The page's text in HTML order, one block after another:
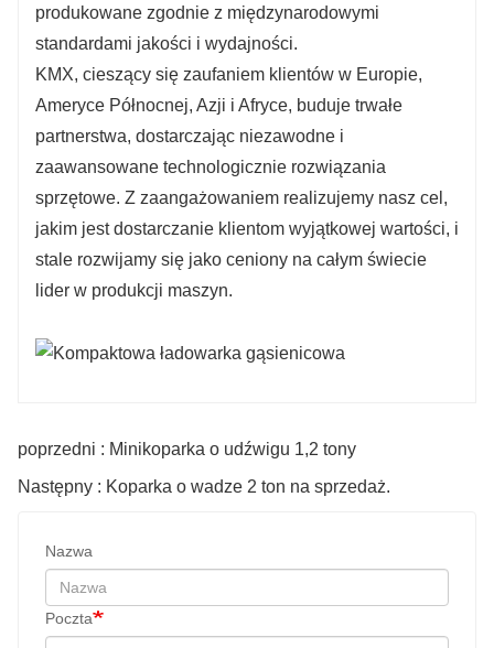
produkowane zgodnie z międzynarodowymi
standardami jakości i wydajności.
KMX, cieszący się zaufaniem klientów w Europie,
Ameryce Północnej, Azji i Afryce, buduje trwałe
partnerstwa, dostarczając niezawodne i
zaawansowane technologicznie rozwiązania
sprzętowe. Z zaangażowaniem realizujemy nasz cel,
jakim jest dostarczanie klientom wyjątkowej wartości, i
stale rozwijamy się jako ceniony na całym świecie
lider w produkcji maszyn.
poprzedni : Minikoparka o udźwigu 1,2 tony
Następny : Koparka o wadze 2 ton na sprzedaż.
Nazwa
Poczta